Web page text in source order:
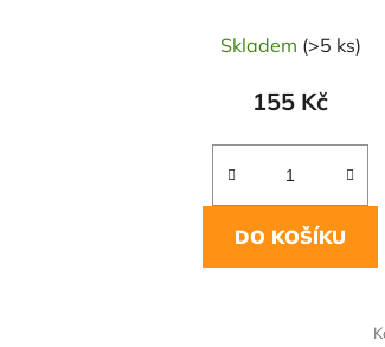
Skladem (>5 ks)
155 Kč
DO KOŠÍKU